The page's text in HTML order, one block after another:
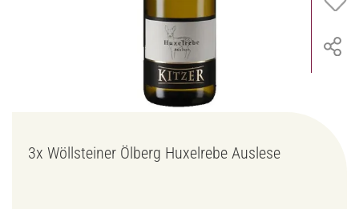
3x Wöllsteiner Ölberg Huxelrebe Auslese